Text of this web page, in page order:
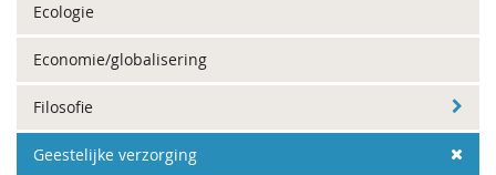
Ecologie
Economie/globalisering
Filosofie
Geestelijke verzorging